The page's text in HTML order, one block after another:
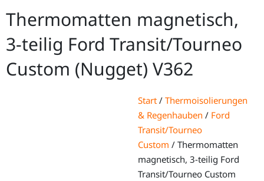
Thermomatten magnetisch,
3-teilig Ford Transit/Tourneo
Custom (Nugget) V362
Start / Thermoisolierungen
& Regenhauben / Ford
Transit/Tourneo
Custom / Thermomatten
magnetisch, 3-teilig Ford
Transit/Tourneo Custom